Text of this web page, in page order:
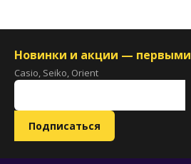
Новинки и акции — первыми
Casio, Seiko, Orient